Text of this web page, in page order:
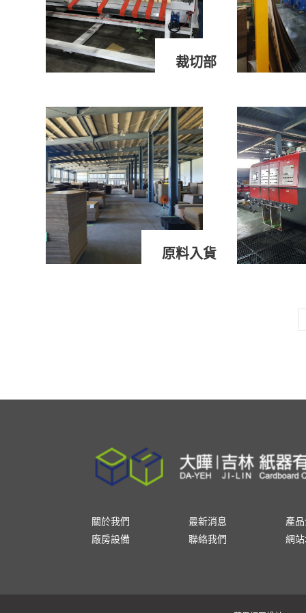
裁切部
原料入貨
關於我們 最新消息
產
廠房設備
聯絡我們 網